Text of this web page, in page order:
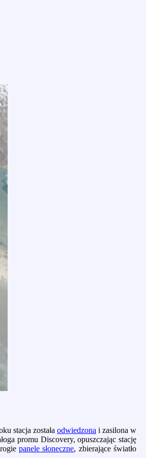
stacja zostałaodwiedzona i zasilona w
promu Discovery, opuszczając stację
panele słoneczne, zbierające światło